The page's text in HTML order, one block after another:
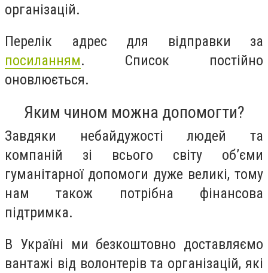
організацій.
Перелік адрес для відправки за
посиланням. Список постійно
оновлюється.
Яким чином можна допомогти?
Завдяки небайдужості людей та
компаній зі всього світу об’єми
гуманітарної допомоги дуже великі, тому
нам також потрібна фінансова
підтримка.
В Україні ми безкоштовно доставляємо
вантажі від волонтерів та організацій, які